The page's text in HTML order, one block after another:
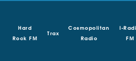
Hard
Rock FM
Trax
Cosmopolitan
Radio
I-
FM